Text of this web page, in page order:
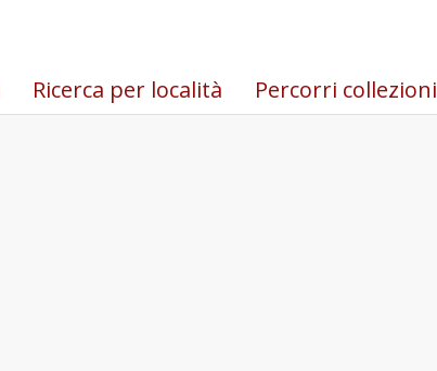
Ricerca per località Percorri collezioni